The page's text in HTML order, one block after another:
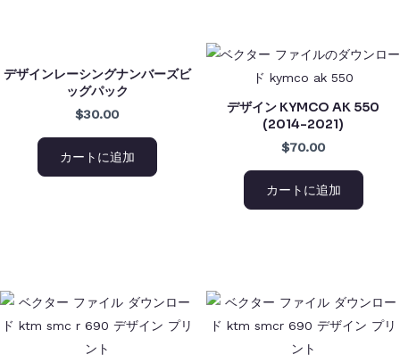
デザインレーシングナンバーズビ
ッグパック
$30.00
カートに追加
デザイン KYMCO AK 550
(2014-2021)
$70.00
カートに追加